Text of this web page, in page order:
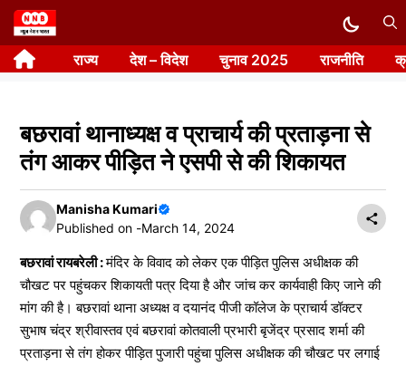
Skip
to
content राज्य देश – विदेश चुनाव 2025 राजनीति
बछरावां थानाध्यक्ष व प्राचार्य की प्रताड़ना से
तंग आकर पीड़ित ने एसपी से की शिकायत
Manisha Kumari
Published on -March 14, 2024
बछरावां रायबरेली :मंदिर के विवाद को लेकर एक पीड़ित पुलिस अधीक्षक की
चौखट पर पहुंचकर शिकायती पत्र दिया है और जांच कर कार्यवाही किए जाने की
मांग की है। बछरावां थाना अध्यक्ष व दयानंद पीजी कॉलेज के प्राचार्य डॉक्टर
सुभाष चंद्र श्रीवास्तव एवं बछरावां कोतवाली प्रभारी बृजेंद्र प्रसाद शर्मा की
प्रताड़ना से तंग होकर पीड़ित पुजारी पहुंचा पुलिस अधीक्षक की चौखट पर लगाई